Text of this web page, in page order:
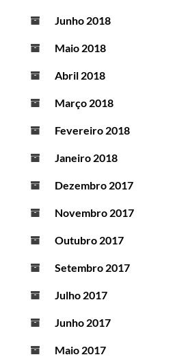
Junho 2018
Maio 2018
Abril 2018
Março 2018
Fevereiro 2018
Janeiro 2018
Dezembro 2017
Novembro 2017
Outubro 2017
Setembro 2017
Julho 2017
Junho 2017
Maio 2017